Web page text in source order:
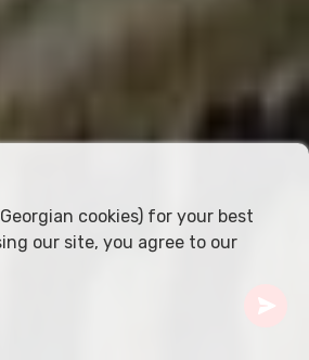
cookies) for your best
our site, you agree to our